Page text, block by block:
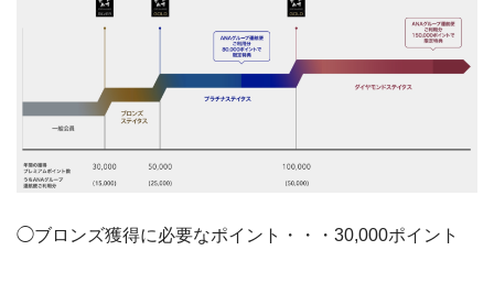
◯ブロンズ獲得に必要なポイント・・・30,000ポイント